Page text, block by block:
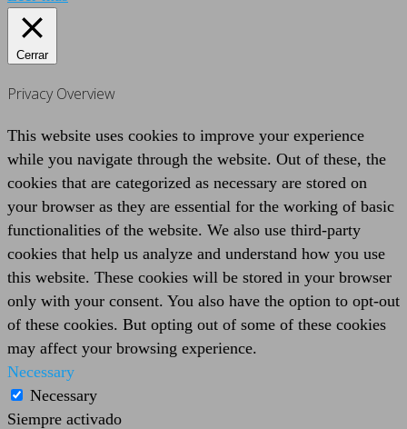
Cerrar
Privacy Overview
This website uses cookies to improve your experience
while you navigate through the website. Out of these, the
cookies that are categorized as necessary are stored on
your browser as they are essential for the working of basic
functionalities of the website. We also use third-party
cookies that help us analyze and understand how you use
this website. These cookies will be stored in your browser
only with your consent. You also have the option to opt-out
of these cookies. But opting out of some of these cookies
may affect your browsing experience.
Necessary
Necessary
Siempre activado